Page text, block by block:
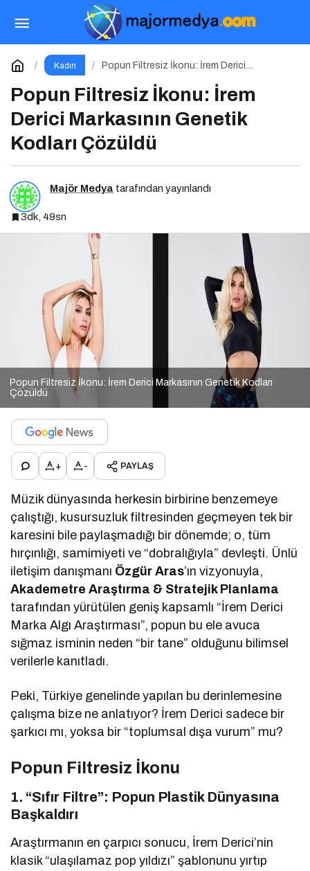
Kadın
Popun Filtresiz İkonu: İrem Derici
Popun Filtresiz İkonu: İrem
Derici Markasının Genetik
Kodları Çözüldü
Majör Medya tarafından yayınlandı
3dk, 49sn
Popun Filtresiz İkonu: İrem Derici Markasının Genetik Kodları
Çözüldü
+ - PAYLAŞ
Müzik dünyasında herkesin birbirine benzemeye
çalıştığı, kusursuzluk filtresinden geçmeyen tek bir
karesini bile paylaşmadığı bir dönemde; o, tüm
hırçınlığı, samimiyeti ve “dobralığıyla” devleşti. Ünlü
iletişim danışmanı Özgür Aras’ın vizyonuyla,
Akademetre Araştırma & Stratejik Planlama
tarafından yürütülen geniş kapsamlı “İrem Derici
Marka Algı Araştırması”, popun bu ele avuca
sığmaz isminin neden “bir tane” olduğunu bilimsel
verilerle kanıtladı.
Peki, Türkiye genelinde yapılan bu derinlemesine
çalışma bize ne anlatıyor? İrem Derici sadece bir
şarkıcı mı, yoksa bir “toplumsal dışa vurum” mu?
Popun Filtresiz İkonu
1. “Sıfır Filtre”: Popun Plastik Dünyasına
Başkaldırı
Araştırmanın en çarpıcı sonucu, İrem Derici’nin
klasik “ulaşılamaz pop yıldızı” şablonunu yırtıp
Türkiye’nin 1 Numaralı Makyaj Markası
Flormar’ın Yeni Global Marka Yüzü “Hande Erçel” ile ilk
lansmanı: “Volume Up Mascara”
Yorum Yap